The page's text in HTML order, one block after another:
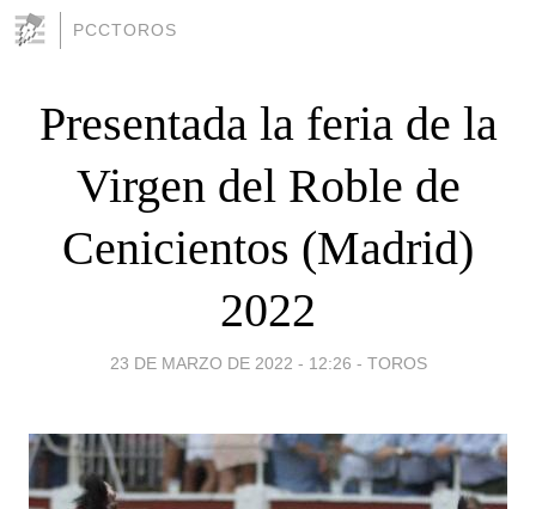
PCCTOROS
Presentada la feria de la
Virgen del Roble de
Cenicientos (Madrid)
2022
23 DE MARZO DE 2022 - 12:26 - TOROS